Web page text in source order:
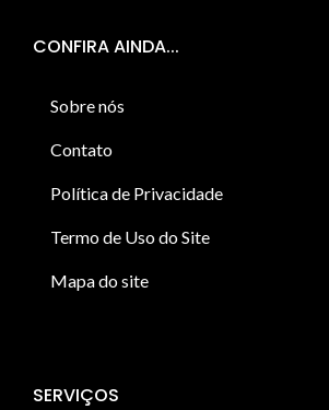
CONFIRA AINDA...
Sobre nós
Contato
Política de Privacidade
Termo de Uso do Site
Mapa do site
SERVIÇOS